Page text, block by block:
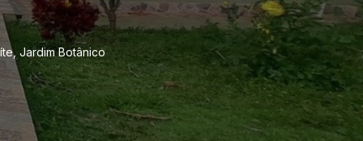
Jardim Botânico